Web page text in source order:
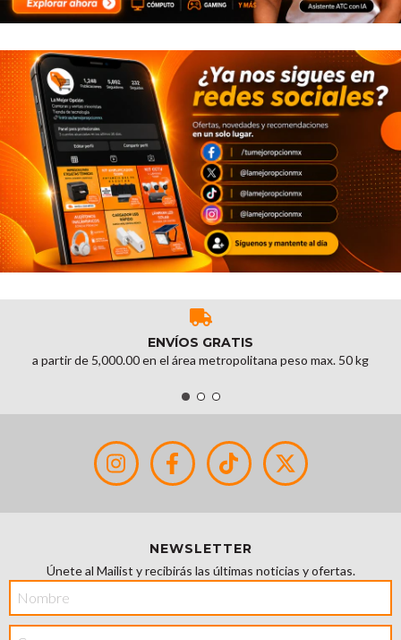
ENVÍOS GRATIS
a partir de 5,000.00 en el área metropolitana peso max. 50 kg
NEWSLETTER
Únete al Mailist y recibirás las últimas noticias y ofertas.